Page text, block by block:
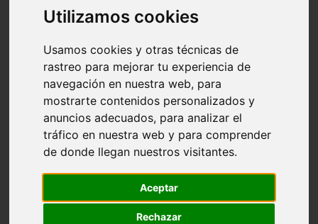
Utilizamos cookies
Usamos cookies y otras técnicas de
rastreo para mejorar tu experiencia de
navegación en nuestra web, para
mostrarte contenidos personalizados y
anuncios adecuados, para analizar el
tráfico en nuestra web y para comprender
de donde llegan nuestros visitantes.
Aceptar
Rechazar
verduras
vocabulario de cocina
Teruel - sarrión
Cádiz - algodonales
Illes-balears - inca
Madrid - madrid
Málaga - torremolinos
Asturias - oviedo
Cádiz - el-puerto-de-santa-maría
Asturias - aller
Toledo - illescas
álava - vitoria-gasteiz
Málaga - marbella
Barcelona - barcelona